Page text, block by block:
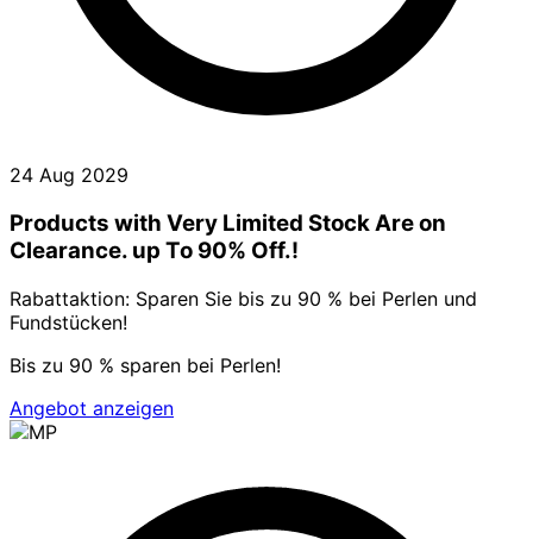
24 Aug 2029
Products with Very Limited Stock Are on
Clearance. up To 90% Off.!
Rabattaktion: Sparen Sie bis zu 90 % bei Perlen und
Fundstücken!
Bis zu 90 % sparen bei Perlen!
Angebot anzeigen